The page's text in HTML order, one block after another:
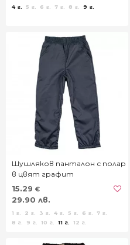
4 г. 5 г. 6 г. 7 г. 8 г. 9 г.
Шушляков панталон с полар
в цвят графит
15.29 €
29.90 лв.
1 г. 2 г. 3 г. 4 г. 5 г. 6 г.
7 г.
8 г.
9 г. 10 г. 11 г. 12 г.